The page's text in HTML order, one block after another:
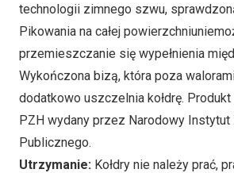
technologii zimnego szwu,
Pikowania na całej
przemieszczanie się wypełnienia
Wykończona bizą, która poza
dodatkowo uszczelnia kołdrę.
PZH wydany przez Narodowy Instytut
Publicznego.
Utrzymanie: Kołdry nie należy prać,